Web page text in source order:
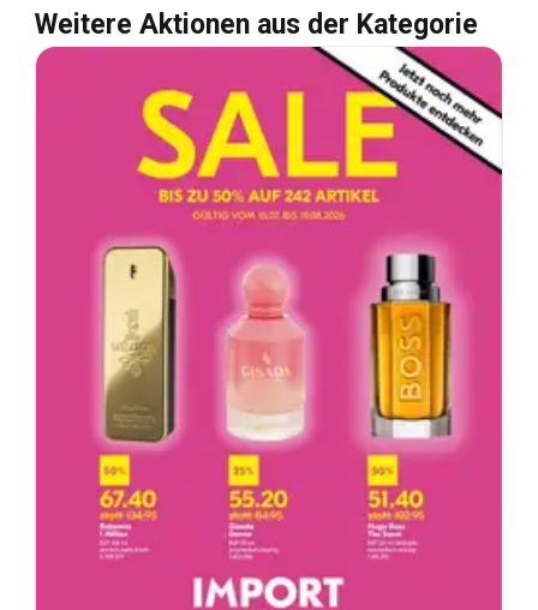
Weitere Aktionen aus der Kategorie